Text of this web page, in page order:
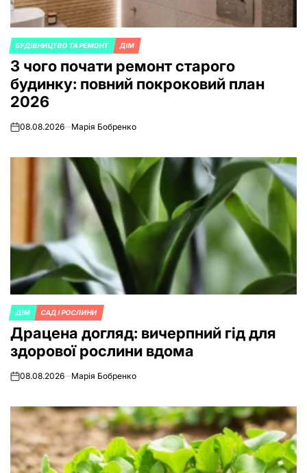
POSTED
IN
БУДІВНИЦТВО ТА РЕМОНТ ДІМ
З чого почати ремонт старого
будинку: повний покроковий план
2026
on08.08.2026 Марія Бобренко
POSTED
IN
ДІМ САД І РОСЛИНИ
Драцена догляд: вичерпний гід для
здорової рослини вдома
on08.08.2026 Марія Бобренко